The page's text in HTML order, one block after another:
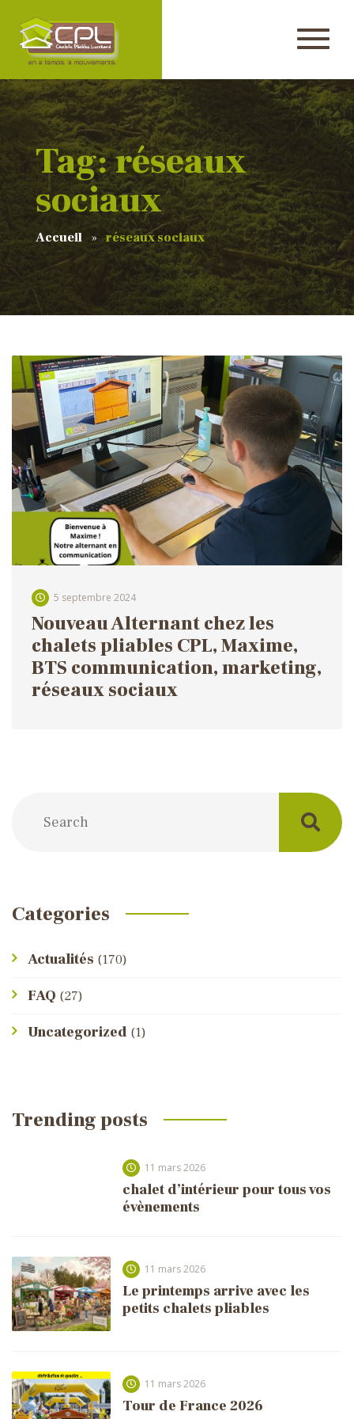
Tag: réseaux
sociaux
Accueil réseaux sociaux
5 septembre 2024
Nouveau Alternant chez les
chalets pliables CPL, Maxime,
BTS communication, marketing,
réseaux sociaux
Categories
Actualités (170)
FAQ (27)
Uncategorized (1)
Trending posts
11 mars 2026
chalet d’intérieur pour tous vos
évènements
11 mars 2026
Le printemps arrive avec les
petits chalets pliables
11 mars 2026
Tour de France 2026